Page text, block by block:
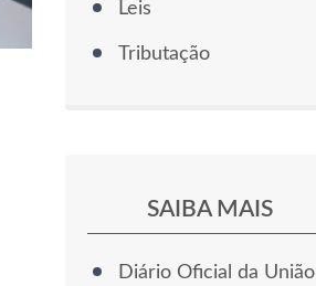
Leis
Tributação
SAIBA MAIS
Diário Oficial da União